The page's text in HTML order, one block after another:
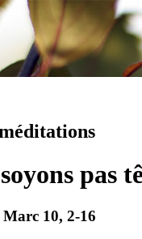
pas
10, 2-16